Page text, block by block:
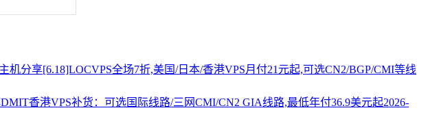
[6.18]LOCVPS全场7折,美国/日本/香港VPS月付21元起,可选CN2/BGP/CMI等线
DMIT香港VPS补货：可选国际线路/三网CMI/CN2 GIA线路,最低年付36.9美元起2026-